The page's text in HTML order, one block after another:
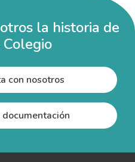
la historia de
con nosotros
documentación